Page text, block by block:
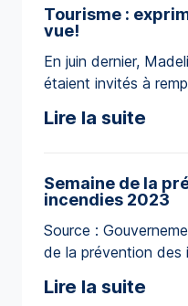
derniers. Il s’agit de
de la Francisation
Tourisme :
vue!
En juin dernier,
étaient invités à
tourisme sur le
auprès de la
Lire la suite
Semaine de la
incendies 2023
Source :
de la prévention des
Québec, les
Lire la suite